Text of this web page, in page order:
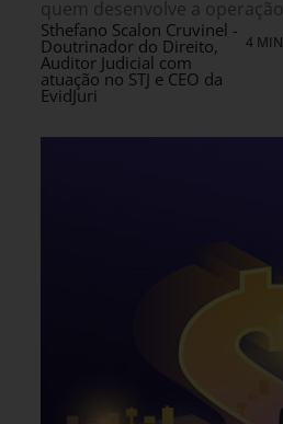
quem desenvolve a
Sthefano Scalon Cruvinel -
Doutrinador do Direito,
Auditor Judicial com
atuação no STJ e CEO da
EvidJuri
4